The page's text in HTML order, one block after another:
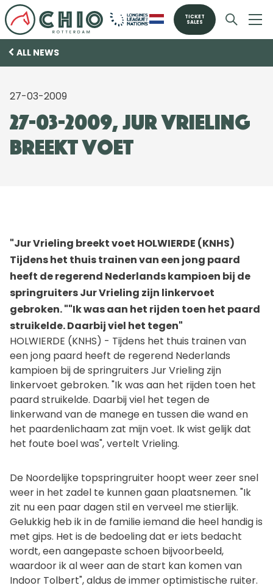
TICKET
SALES
ALL NEWS
27-03-2009
27-03-2009, Jur Vrieling
breekt voet
"Jur Vrieling breekt voet HOLWIERDE (KNHS)
Tijdens het thuis trainen van een jong paard
heeft de regerend Nederlands kampioen bij de
springruiters Jur Vrieling zijn linkervoet
gebroken. ""Ik was aan het rijden toen het paard
struikelde. Daarbij viel het tegen"
HOLWIERDE (KNHS) - Tijdens het thuis trainen van
een jong paard heeft de regerend Nederlands
kampioen bij de springruiters Jur Vrieling zijn
linkervoet gebroken. "Ik was aan het rijden toen het
paard struikelde. Daarbij viel het tegen de
linkerwand van de manege en tussen die wand en
het paardenlichaam zat mijn voet. Ik wist gelijk dat
het foute boel was", vertelt Vrieling.
De Noordelijke topspringruiter hoopt weer zeer snel
weer in het zadel te kunnen gaan plaatsnemen. "Ik
zit nu een paar dagen stil en verveel me stierlijk.
Gelukkig heb ik in de familie iemand die heel handig is
met gips. Het is de bedoeling dat er iets bedacht
wordt, een aangepaste schoen bijvoorbeeld,
waardoor ik al weer aan de start kan komen van
Indoor Tolbert", aldus de immer optimistische ruiter.